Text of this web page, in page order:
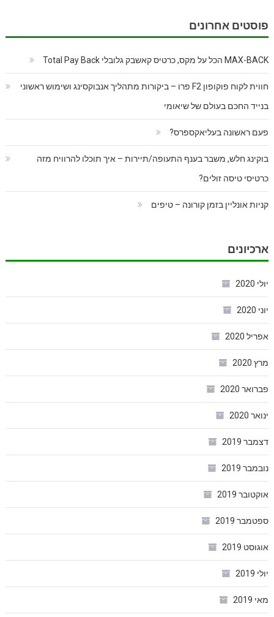
פוסטים אחרונים
MAX-BACK הכל על מקס, כרטיס קאשבק גלובלי Total Pay Back
חווית לקוח פוקופון F2 פרו – ביקורות מתהליך אנבוקסינג ושימוש ראשוני
בנייד החכם בעולם של שיאומי
פעם ראשונה בעליאקספרס?
בוקינג חלש, משבר בענף התעופה/תיירות – איך תוכלו להרוויח מזה
כרטיסי טיסה זולים?
קניות אונליין בזמן קורונה – טיפים
ארכיונים
יולי 2020
יוני 2020
אפריל 2020
מרץ 2020
פברואר 2020
ינואר 2020
דצמבר 2019
נובמבר 2019
אוקטובר 2019
ספטמבר 2019
אוגוסט 2019
יולי 2019
מאי 2019